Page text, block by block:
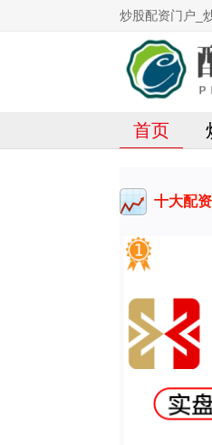
炒股配资门户_
首页
十大配